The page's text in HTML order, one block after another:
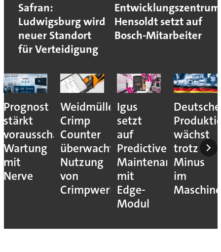
Safran:
Ludwigsburg wird
neuer Standort
für Verteidigung
Hensoldt setzt auf
Bosch-Mitarbeiter
Prognost
stärkt
vorausschauende
Wartung
mit
Nerve
Weidmüller:
Crimp
Counter
überwacht
Nutzung
von
Crimpwerkzeugen
Igus
setzt
auf
Predictive
Maintenance
mit
Edge-
Modul
Deutsche
wächst
trotz
Minus
im